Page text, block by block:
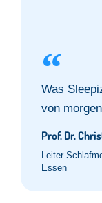
Was
von
Prof. Dr.
Leiter
Essen